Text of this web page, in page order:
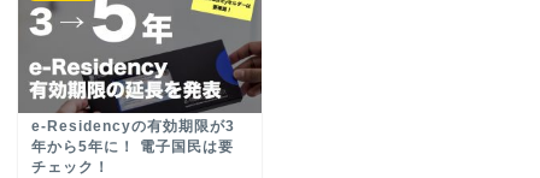
e-Residencyの有効期限が3
年から5年に！ 電子国民は要
チェック！